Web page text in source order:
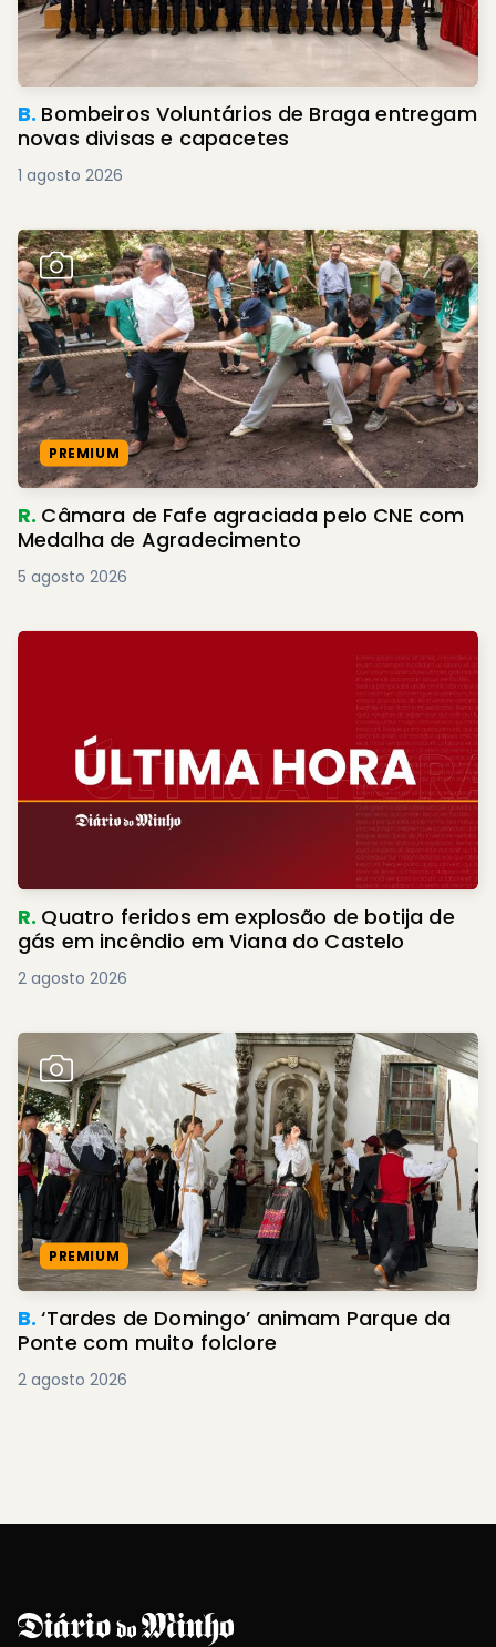
B. Bombeiros Voluntários de Braga entregam
novas divisas e capacetes
1 agosto 2026
PREMIUM
R. Câmara de Fafe agraciada pelo CNE com
Medalha de Agradecimento
5 agosto 2026
R. Quatro feridos em explosão de botija de
gás em incêndio em Viana do Castelo
2 agosto 2026
PREMIUM
B.‘Tardes de Domingo’ animam Parque da
Ponte com muito folclore
2 agosto 2026